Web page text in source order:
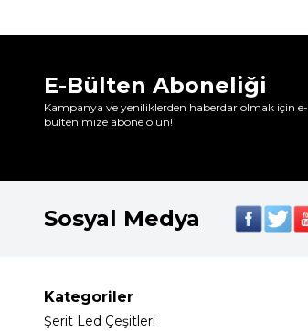
E-Bülten Aboneliği
Kampanya ve yeniliklerden haberdar olmak için e-
bültenimize abone olun!
Sosyal Medya
Kategoriler
Şerit Led Çeşitleri